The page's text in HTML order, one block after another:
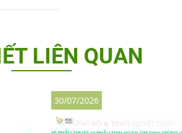
LIÊN QUAN
30/07/2026